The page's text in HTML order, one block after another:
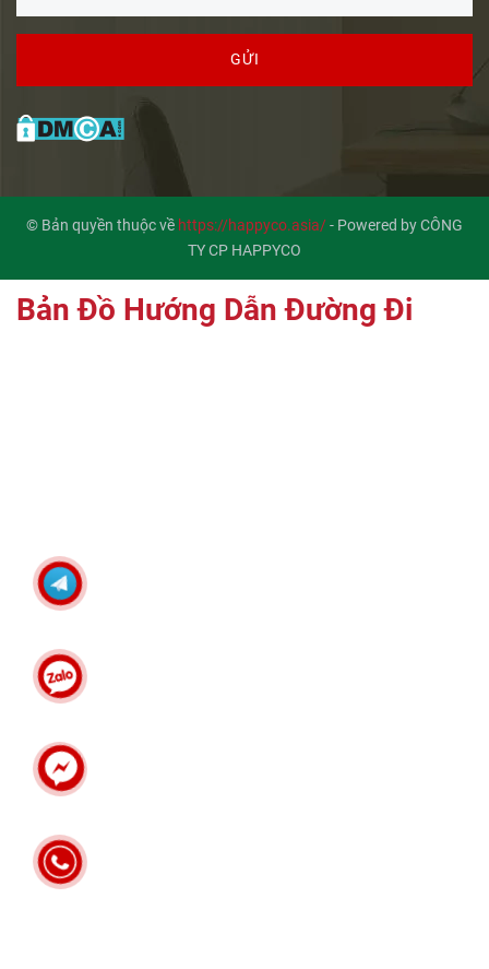
GỬI
© Bản quyền thuộc về https://happyco.asia/- Powered by CÔNG
TY CP HAPPYCO
Bản Đồ Hướng Dẫn Đường Đi